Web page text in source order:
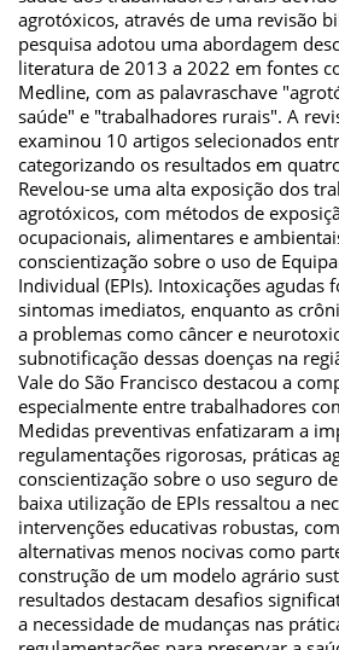
agrotóxicos, através de uma revisão
pesquisa adotou uma abordagem
literatura de 2013 a 2022 em fontes
Medline, com as palavraschave
saúde" e "trabalhadores rurais". A
examinou 10 artigos selecionados
categorizando os resultados em
Revelou-se uma alta exposição dos
agrotóxicos, com métodos de
ocupacionais, alimentares e
conscientização sobre o uso de
Individual (EPIs). Intoxicações agudas
sintomas imediatos, enquanto as
a problemas como câncer e
subnotificação dessas doenças na
Vale do São Francisco destacou a
especialmente entre trabalhadores
Medidas preventivas enfatizaram a
regulamentações rigorosas, práticas
conscientização sobre o uso seguro
baixa utilização de EPIs ressaltou a
intervenções educativas robustas,
alternativas menos nocivas como
construção de um modelo agrário
resultados destacam desafios
a necessidade de mudanças nas